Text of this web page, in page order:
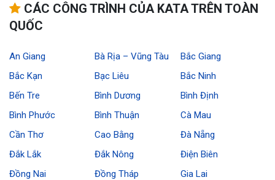
CÁC CÔNG TRÌNH CỦA KATA TRÊN TOÀN
QUỐC
An Giang Bà Rịa – Vũng Tàu
Bắc Giang
Bắc Kạn
Bạc Liêu
Bắc Ninh
Bến Tre
Bình Dương
Bình Định
Bình Phước
Bình Thuận
Cà Mau
Cần Thơ
Cao Bằng
Đà Nẵng
Đắk Lắk
Đắk Nông
Điện Biên
Đồng Nai
Đồng Tháp
Gia Lai